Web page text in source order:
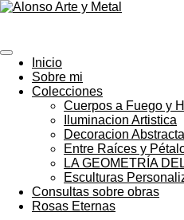
Ir
principal
Inicio
Sobre mi
Colecciones
Cuerpos a Fuego y
Iluminacion Artistica
Decoracion Abstracta
Entre Raíces y
LA GEOMETRÍA
Esculturas
Consultas sobre obras
Rosas Eternas